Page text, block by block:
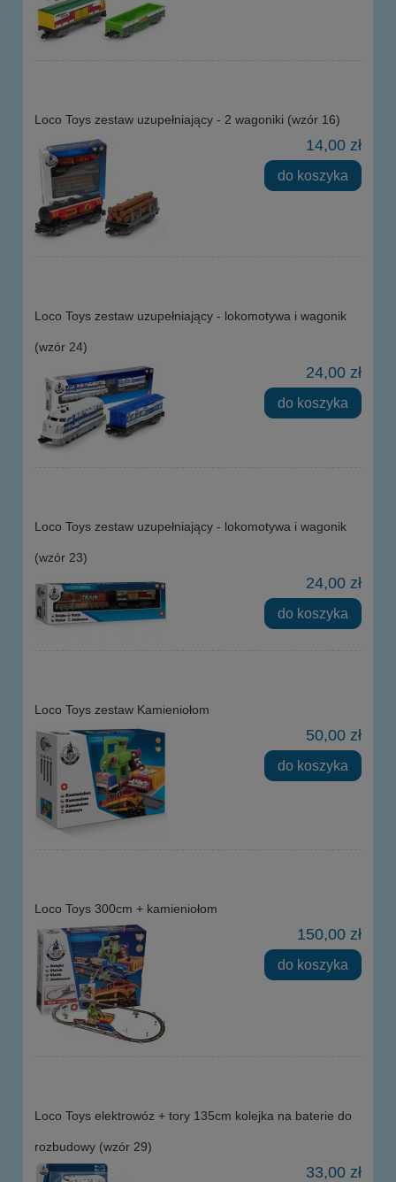
Loco Toys zestaw uzupełniający - 2 wagoniki (wzór 16)
14,00 zł
do koszyka
Loco Toys zestaw uzupełniający - lokomotywa i wagonik
(wzór 24)
24,00 zł
do koszyka
Loco Toys zestaw uzupełniający - lokomotywa i wagonik
(wzór 23)
24,00 zł
do koszyka
Loco Toys zestaw Kamieniołom
50,00 zł
do koszyka
Loco Toys 300cm + kamieniołom
150,00 zł
do koszyka
Loco Toys elektrowóz + tory 135cm kolejka na baterie do
rozbudowy (wzór 29)
33,00 zł